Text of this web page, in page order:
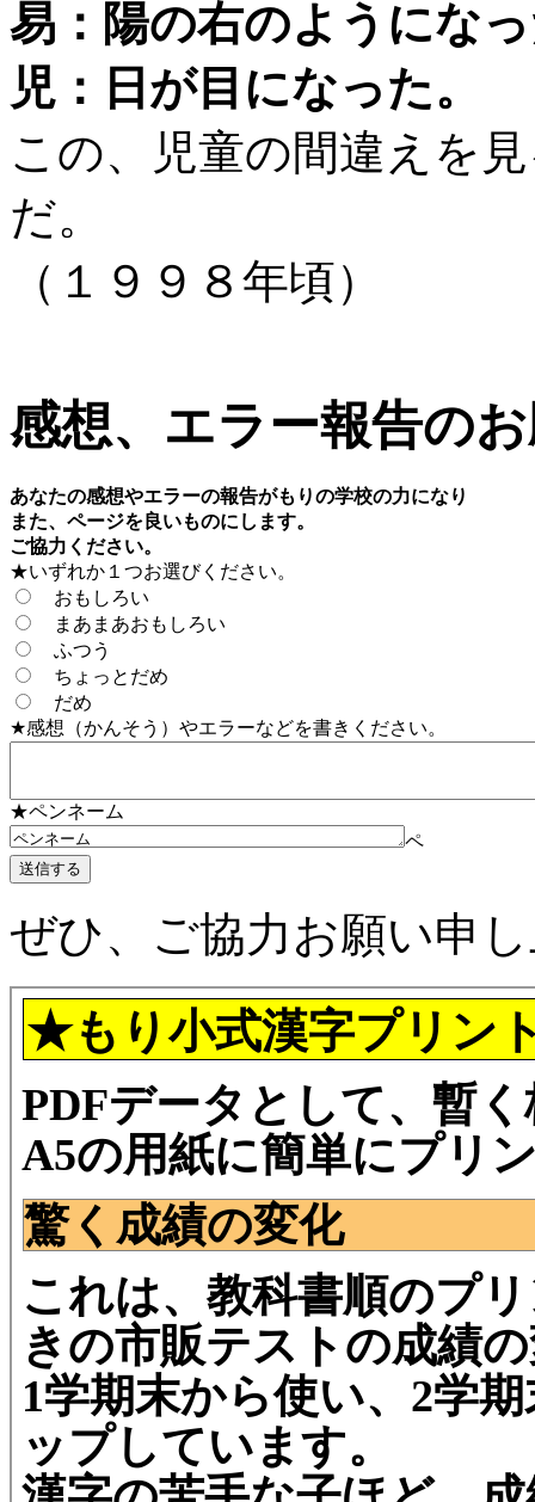
易：陽の右のようにな
児：日が目になった。
この、児童の間違えを
だ。
（１９９８年頃）
感想、エラー報告の
あなたの感想やエラーの報告がもりの学校の力になり
また、ページを良いものにします。
ご協力ください。
★いずれか１つお選びください。
おもしろい
まあまあおもしろい
ふつう
ちょっとだめ
だめ
★感想（かんそう）やエラーなどを書きください。
★ペンネーム
ペ
ぜひ、ご協力お願い申